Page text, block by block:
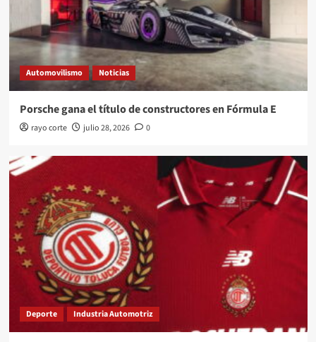
Automovilismo Noticias
Porsche gana el título de constructores en Fórmula E
rayo corte julio 28, 2026 0
Deporte Industria Automotriz